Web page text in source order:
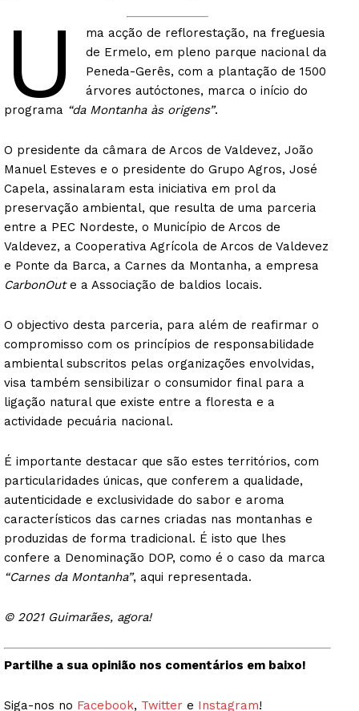
U
ma acção de reflorestação, na freguesia
de Ermelo, em pleno parque nacional da
Peneda-Gerês, com a plantação de 1500
árvores autóctones, marca o início do
programa “da Montanha às origens”.
O presidente da câmara de Arcos de Valdevez, João
Manuel Esteves e o presidente do Grupo Agros, José
Capela, assinalaram esta iniciativa em prol da
preservação ambiental, que resulta de uma parceria
entre a PEC Nordeste, o Município de Arcos de
Valdevez, a Cooperativa Agrícola de Arcos de Valdevez
e Ponte da Barca, a Carnes da Montanha, a empresa
CarbonOute a Associação de baldios locais.
O objectivo desta parceria, para além de reafirmar o
compromisso com os princípios de responsabilidade
ambiental subscritos pelas organizações envolvidas,
visa também sensibilizar o consumidor final para a
ligação natural que existe entre a floresta e a
actividade pecuária nacional.
É importante destacar que são estes territórios, com
particularidades únicas, que conferem a qualidade,
autenticidade e exclusividade do sabor e aroma
característicos das carnes criadas nas montanhas e
produzidas de forma tradicional. É isto que lhes
confere a Denominação DOP, como é o caso da marca
“Carnes da Montanha”, aqui representada.
© 2021 Guimarães, agora!
Partilhe a sua opinião nos comentários em baixo!
Siga-nos no Facebook, Twitter e Instagram!